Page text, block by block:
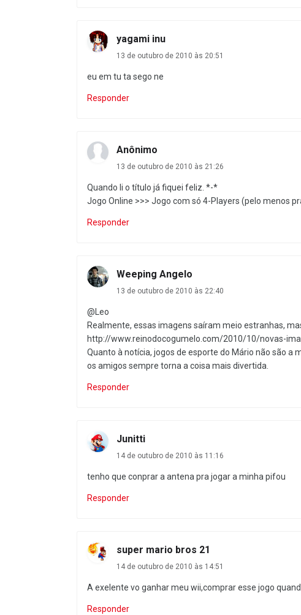
yagami inu
13 de outubro de 2010 às 20:51
eu em tu ta sego ne
Responder
Anônimo
13 de outubro de 2010 às 21:26
Quando li o título já fiquei feliz. *-*
Jogo Online >>> Jogo com só 4-Players (pelo menos
Responder
Weeping Angelo
13 de outubro de 2010 às 22:40
@Leo
Realmente, essas imagens saíram meio estranhas,
http://www.reinodocogumelo.com/2010/10/novas-
Quanto à notícia, jogos de esporte do Mário não são
os amigos sempre torna a coisa mais divertida.
Responder
Junitti
14 de outubro de 2010 às 11:16
tenho que conprar a antena pra jogar a minha pifou
Responder
super mario bros 21
14 de outubro de 2010 às 14:51
A exelente vo ganhar meu wii,comprar esse jogo
Responder